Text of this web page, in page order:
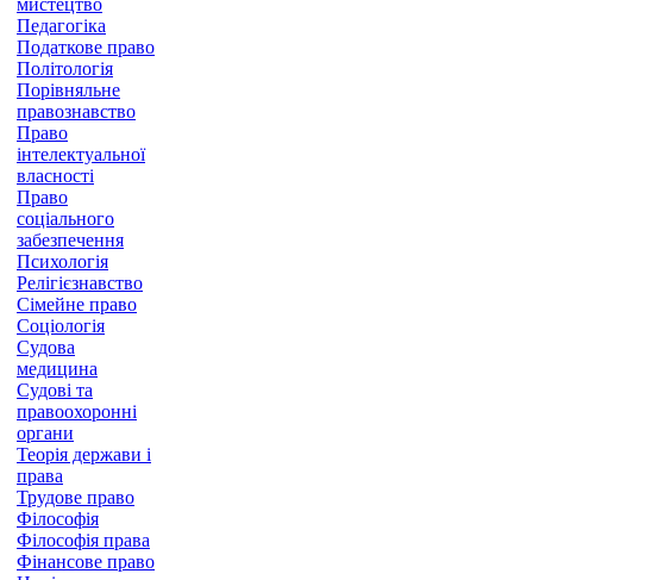
мистецтво
Педагогіка
Податкове право
Політологія
Порівняльне
правознавство
Право
інтелектуальної
власності
Право
соціального
забезпечення
Психологія
Релігієзнавство
Сімейне право
Соціологія
Судова
медицина
Судові та
правоохоронні
органи
Теорія держави і
права
Трудове право
Філософія
Філософія права
Фінансове право